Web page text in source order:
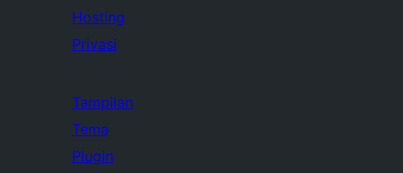
Hosting
Privasi
Tampilan
Tema
Plugin